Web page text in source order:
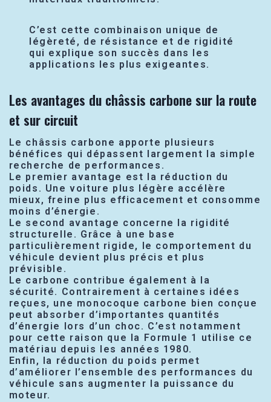
C’est cette combinaison unique de
légèreté, de résistance et de rigidité
qui explique son succès dans les
applications les plus exigeantes.
Les avantages du châssis carbone sur la route
et sur circuit
Le châssis carbone apporte plusieurs
bénéfices qui dépassent largement la simple
recherche de performances.
Le premier avantage est la réduction du
poids. Une voiture plus légère accélère
mieux, freine plus efficacement et consomme
moins d’énergie.
Le second avantage concerne la rigidité
structurelle. Grâce à une base
particulièrement rigide, le comportement du
véhicule devient plus précis et plus
prévisible.
Le carbone contribue également à la
sécurité. Contrairement à certaines idées
reçues, une monocoque carbone bien conçue
peut absorber d’importantes quantités
d’énergie lors d’un choc. C’est notamment
pour cette raison que la Formule 1 utilise ce
matériau depuis les années 1980.
Enfin, la réduction du poids permet
d’améliorer l’ensemble des performances du
véhicule sans augmenter la puissance du
moteur.